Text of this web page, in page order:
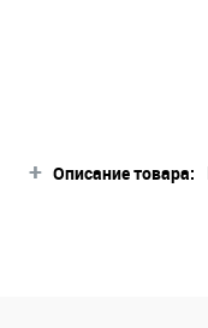
+ Описание товара: